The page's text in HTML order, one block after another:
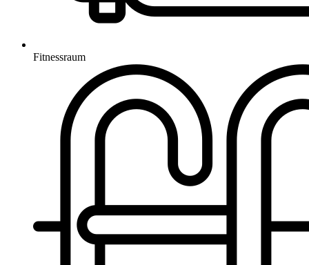
Fitnessraum